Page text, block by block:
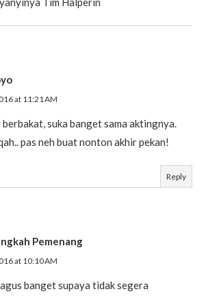
at 11:21 AM
suka banget sama aktingnya.
pas neh buat nonton akhir pekan!
Reply
Pemenang
at 10:10 AM
banget supaya tidak segera